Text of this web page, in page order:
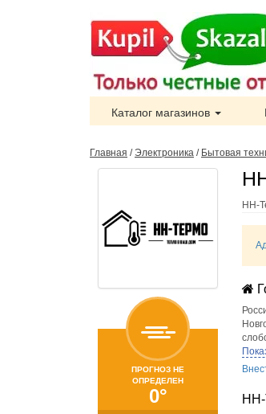
Каталог магазинов
Главная / Электроника / Бытовая
ПРОГНОЗ НЕ
ОПРЕДЕЛЕН
0°
НН-